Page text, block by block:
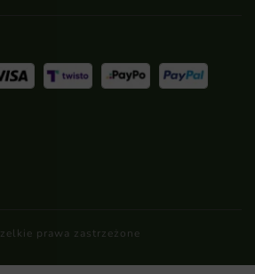
prawa zastrzeżone